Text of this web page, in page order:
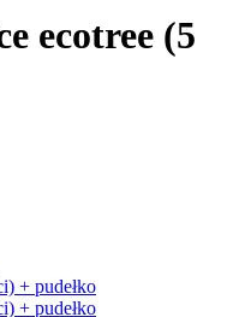
ecotree (5